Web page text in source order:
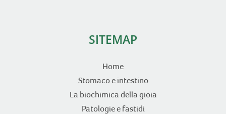
SITEMAP
Home
Stomaco e intestino
La biochimica della gioia
Patologie e fastidi